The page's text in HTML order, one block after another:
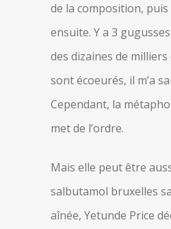
de la composition, puis
ensuite. Y a 3
des dizaines de milliers
sont écoeurés, il m’a
Cependant, la
met de l’ordre.
Mais elle peut être
salbutamol bruxelles
aînée, Yetunde Price